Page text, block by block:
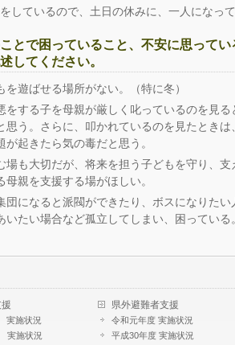
しているので、土日の休みに、一人になっ
とで困っていること、不安に思って
してください。
を遊ばせる場所がない。（特に冬）
をする子を母親が厳しく叱っているのを見
思う。さらに、叩かれているのを見たとき
が起きたら気の毒だと思う。
場も大切だが、将来を担う子どもを守り、支
母親を支援する場がほしい。
団になると派閥ができたり、ボスになりた
いたい場合など孤立してしまい、困っている。
実施状況
実施状況
県外避難者支援
令和元年度 実施状況
平成30年度 実施状況